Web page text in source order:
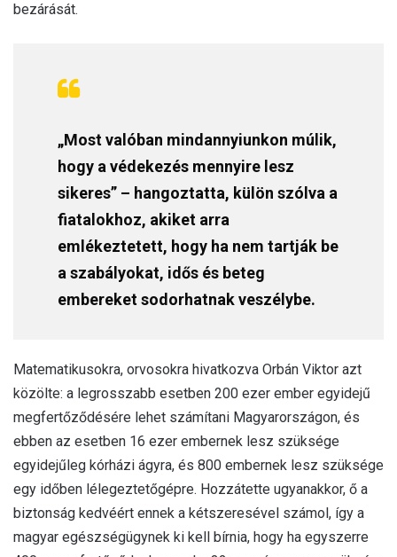
bezárását.
„Most valóban mindannyiunkon múlik,
hogy a védekezés mennyire lesz
sikeres” – hangoztatta, külön szólva a
fiatalokhoz, akiket arra
emlékeztetett, hogy ha nem tartják be
a szabályokat, idős és beteg
embereket sodorhatnak veszélybe.
Matematikusokra, orvosokra hivatkozva Orbán Viktor azt
közölte: a legrosszabb esetben 200 ezer ember egyidejű
megfertőződésére lehet számítani Magyarországon, és
ebben az esetben 16 ezer embernek lesz szüksége
egyidejűleg kórházi ágyra, és 800 embernek lesz szüksége
egy időben lélegeztetőgépre. Hozzátette ugyanakkor, ő a
biztonság kedvéért ennek a kétszeresével számol, így a
magyar egészségügynek ki kell bírnia, hogy ha egyszerre